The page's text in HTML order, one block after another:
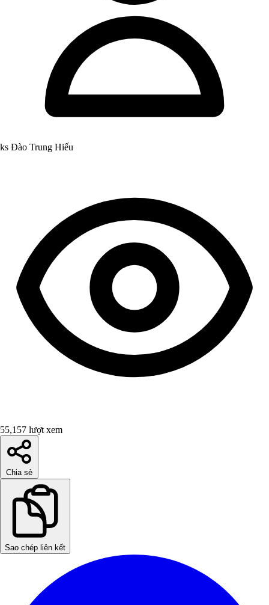
ks Đào Trung Hiếu
55,157 lượt xem
Chia sẻ
Sao chép liên kết